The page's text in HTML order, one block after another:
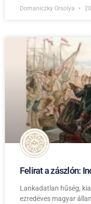
Domaniczky Orsolya
Felirat a zászlón:
Lankadatlan hűség,
ezredéves magyar